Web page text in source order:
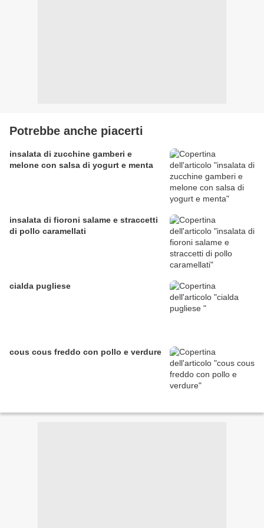
Potrebbe anche piacerti
insalata di zucchine gamberi e
melone con salsa di yogurt e menta
insalata di fioroni salame e straccetti
di pollo caramellati
cialda pugliese
cous cous freddo con pollo e verdure